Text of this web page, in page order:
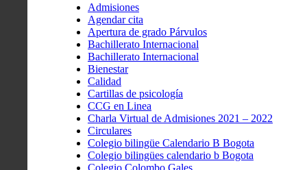
Admisiones
Agendar cita
Apertura de grado Párvulos
Bachillerato Internacional
Bachillerato Internacional
Bienestar
Calidad
Cartillas de psicología
CCG en Linea
Charla Virtual de Admisiones 2021 – 2022
Circulares
Colegio bilingüe Calendario B Bogota
Colegio bilingües calendario b Bogota
Colegio Colombo Gales